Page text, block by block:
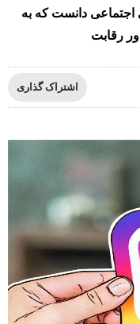
اجتماعی دانست که به
رقابت
اشتراک گذاری